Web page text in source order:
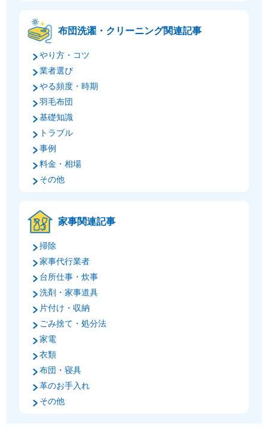
布団洗濯・クリーニング関連記事
やり方・コツ
業者選び
やる頻度・時期
羽毛布団
基礎知識
トラブル
事例
料金・相場
その他
家事関連記事
掃除
家事代行業者
台所仕事・炊事
洗剤・家事道具
片付け・収納
ごみ捨て・処分法
家電
衣類
布団・寝具
革のお手入れ
その他